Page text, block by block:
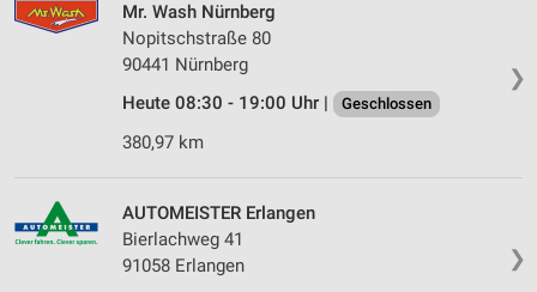
❯
Mr. Wash Nürnberg
Nopitschstraße 80
90441 Nürnberg
Heute 08:30 - 19:00 Uhr |
Geschlossen
380,97 km
❯
AUTOMEISTER Erlangen
Bierlachweg 41
91058 Erlangen